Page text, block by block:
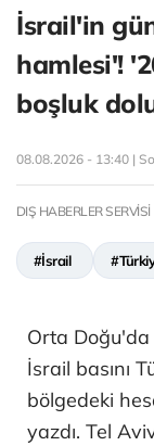
İsrail'in
hamlesi'!
boşluk
08.08.2026 - 13:40 |
DIŞ HABERLER SERVİSİ
#İsrail
Orta
İsrail basını
bölgedeki
yazdı. Tel